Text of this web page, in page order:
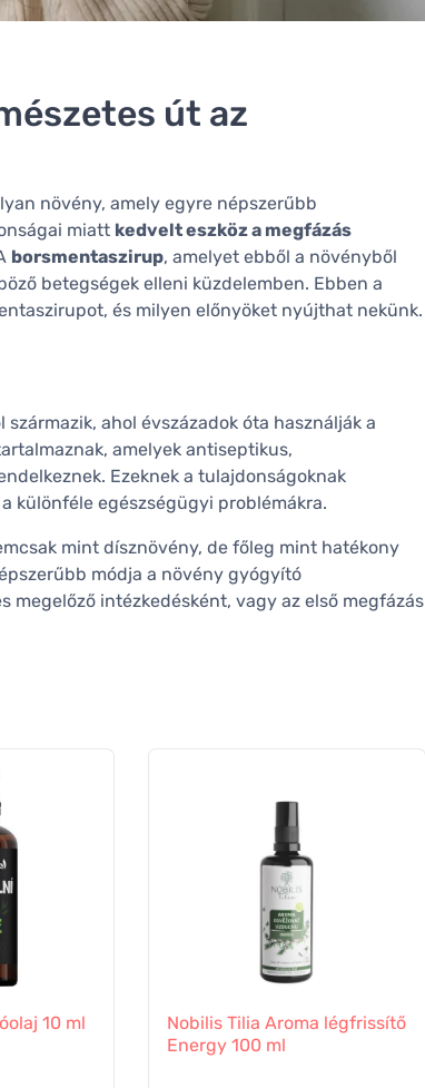
út az
növény, amely egyre népszerűbb
miatt kedvelt eszköz a megfázás
borsmentaszirup, amelyet ebből a növényből
betegségek elleni küzdelemben. Ebben a
és milyen előnyöket nyújthat nekünk.
ahol évszázadok óta használják a
amelyek antiseptikus,
Ezeknek a tulajdonságoknak
különféle egészségügyi problémákra.
mint dísznövény, de főleg mint hatékony
módja a növény gyógyító
megelőző intézkedésként, vagy az első megfázás
10 ml
Nobilis Tilia Aroma légfrissítő
Energy 100 ml